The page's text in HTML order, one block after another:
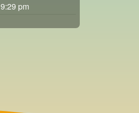
9:29 pm